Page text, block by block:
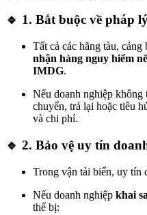
🔹 1. Bắt buộc về pháp
Tất cả các hãng tàu,
nhận hàng nguy hiểm
IMDG.
Nếu doanh nghiệp không
chuyển, trả lại hoặc tiêu
và chi phí.
🔹 2. Bảo vệ uy tín
Trong vận tải biển, uy tín
Nếu doanh nghiệp khai
thể bị: